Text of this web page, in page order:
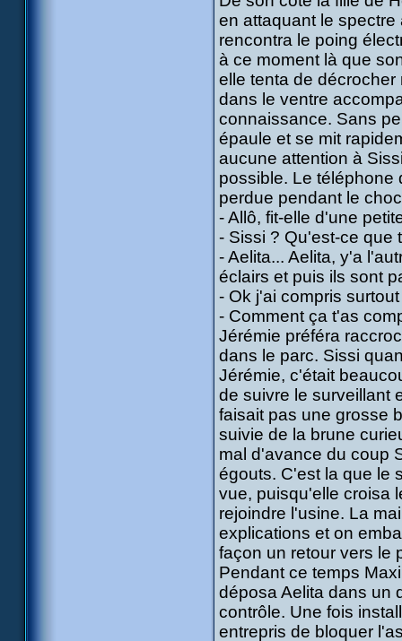
en attaquant le
rencontra le poing
à ce moment là que
elle tenta de
dans le ventre
connaissance. Sans
épaule et se mit
aucune attention à
possible. Le téléphone
perdue pendant le
- Allô, fit-elle d'une
- Sissi ? Qu'est-ce que
- Aelita... Aelita, y'a
éclairs et puis ils sont
- Ok j'ai compris
- Comment ça t'as
Jérémie préféra
dans le parc. Sissi
Jérémie, c'était
de suivre le surveillant
faisait pas une grosse
suivie de la brune
mal d'avance du coup
égouts. C'est la que le
vue, puisqu'elle croisa
rejoindre l'usine. La
explications et on
façon un retour vers le
Pendant ce temps
déposa Aelita dans un
contrôle. Une fois
entrepris de bloquer